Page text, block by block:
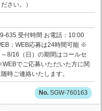
さい。）
635 受付時間 お電話：10:00
：WEB応募は24時間可能 ※
8/16（日）の期間はコールセ
でご応募いただいた方に関
時ご連絡いたします。
SGW-760163